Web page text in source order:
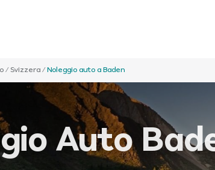
/Svizzera / Noleggio auto a Baden
Auto